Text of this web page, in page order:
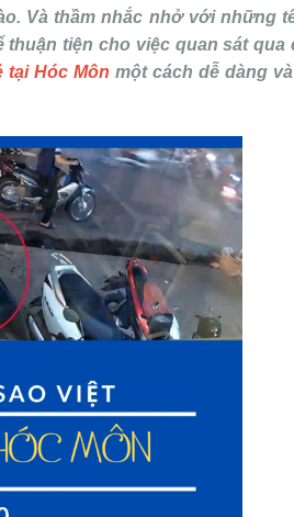
Và thầm nhắc nhở với những
tiện cho việc quan sát qua
tại Hóc Môn một cách dễ dàng